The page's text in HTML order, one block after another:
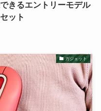
きるエントリーモデル
ット
ガジェット